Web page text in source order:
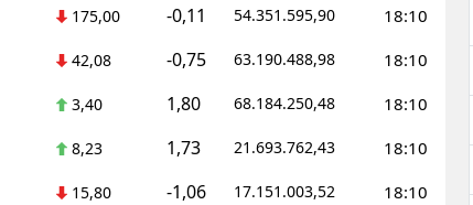
175,00 -0,11 54.351.595,90 18:10
42,08 -0,75 63.190.488,98 18:10
3,40 1,80 68.184.250,48 18:10
8,23 1,73 21.693.762,43 18:10
15,80 -1,06 17.151.003,52 18:10